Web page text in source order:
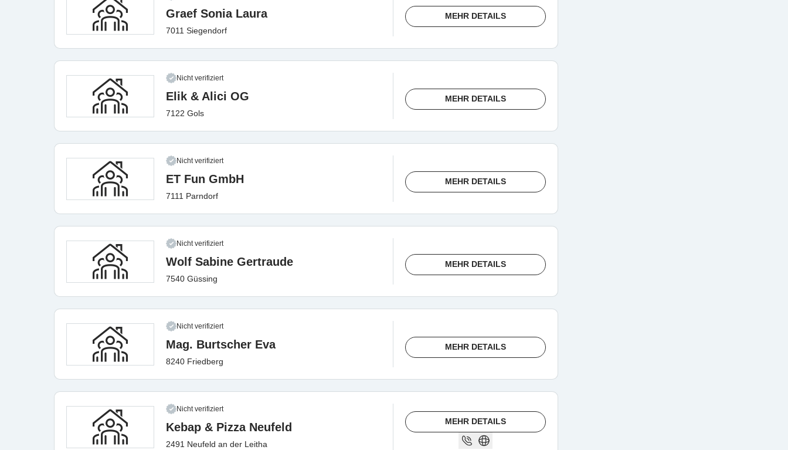
Graef Sonia Laura
7011 Siegendorf
MEHR DETAILS
Nicht verifiziert
Elik & Alici OG
7122 Gols
MEHR DETAILS
Nicht verifiziert
ET Fun GmbH
7111 Parndorf
MEHR DETAILS
Nicht verifiziert
Wolf Sabine Gertraude
7540 Güssing
MEHR DETAILS
Nicht verifiziert
Mag. Burtscher Eva
8240 Friedberg
MEHR DETAILS
Nicht verifiziert
Kebap & Pizza Neufeld
2491 Neufeld an der Leitha
MEHR DETAILS